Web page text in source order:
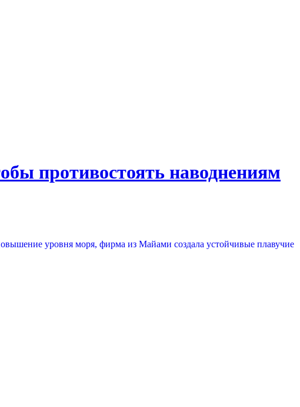
противостоять наводнениям
уровня моря, фирма из Майами создала устойчивые плавучие